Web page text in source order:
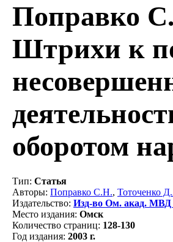
Поправко
Штрихи к
оборотом
Тип: Статья
Авторы: Поправко С.Н., Тоточенко
Издательство: Изд-во Ом. акад. МВД
Место издания: Омск
Количество страниц: 128-130
Год издания: 2003 г.